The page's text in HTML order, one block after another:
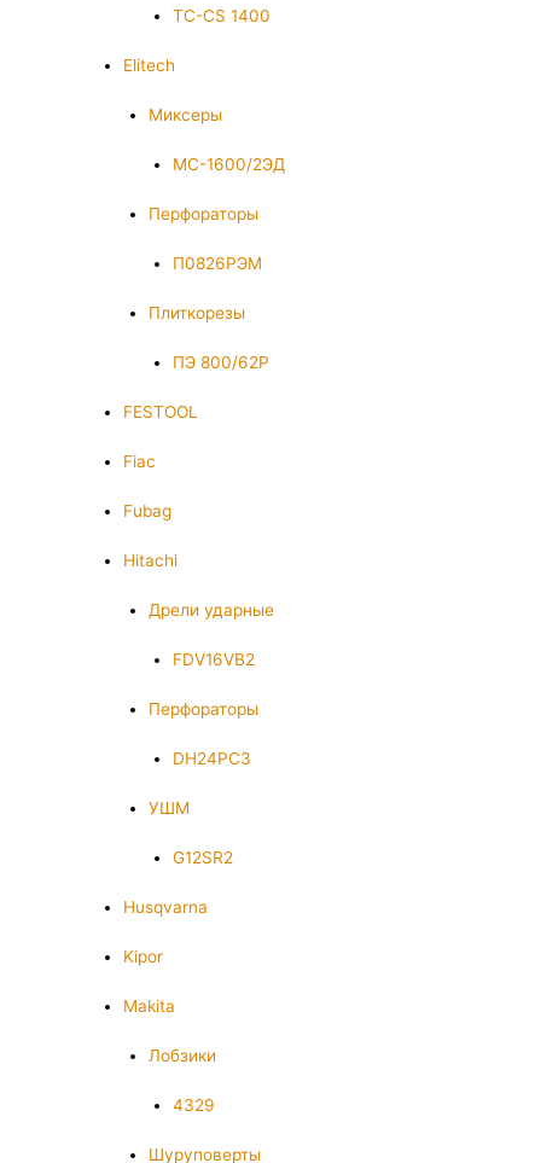
TC-CS 1400
Elitech
Миксеры
МС-1600/2ЭД
Перфораторы
П0826РЭМ
Плиткорезы
ПЭ 800/62Р
FESTOOL
Fiac
Fubag
Hitachi
Дрели ударные
FDV16VB2
Перфораторы
DH24PC3
УШМ
G12SR2
Husqvarna
Kipor
Makita
Лобзики
4329
Шуруповерты